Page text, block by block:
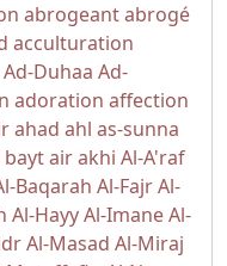
abrogeantabrogé
acculturation
Ad-Duhaa Ad-
adoration affection
ahad ahl as-sunna
airakhi Al-A'raf
Baqarah Al-FajrAl-
Al-HayyAl-ImaneAl-
Al-Masad Al-Miraj